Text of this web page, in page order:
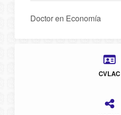
Doctor en Economía
CVLAC